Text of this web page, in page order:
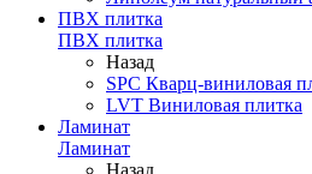
ПВХ плитка
ПВХ плитка
Назад
SPC Кварц-виниловая
LVT Виниловая плитка
Ламинат
Ламинат
Назад